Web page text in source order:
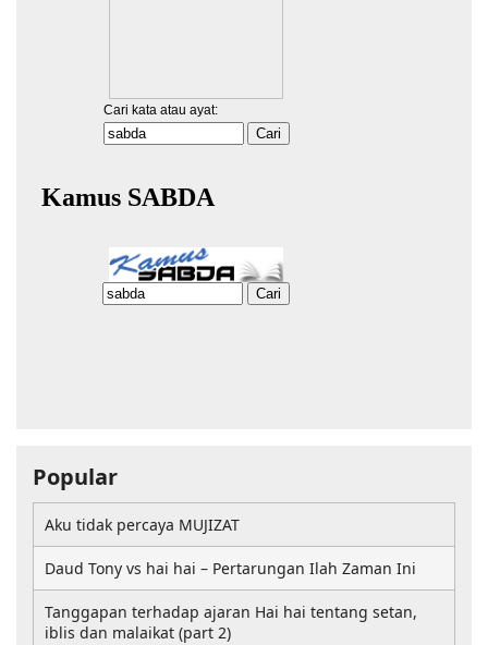
Popular
Aku tidak percaya MUJIZAT
Daud Tony vs hai hai – Pertarungan Ilah Zaman Ini
Tanggapan terhadap ajaran Hai hai tentang setan,
iblis dan malaikat (part 2)